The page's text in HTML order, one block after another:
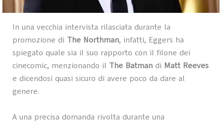
In una vecchia intervista rilasciata durante la
promozione di The Northman, infatti, Eggers ha
spiegato quale sia il suo rapporto con il filone dei
cinecomic, menzionando il The Batmandi Matt Reeves
e dicendosi quasi sicuro di avere poco da dare al
genere.
A una precisa domanda rivolta durante una